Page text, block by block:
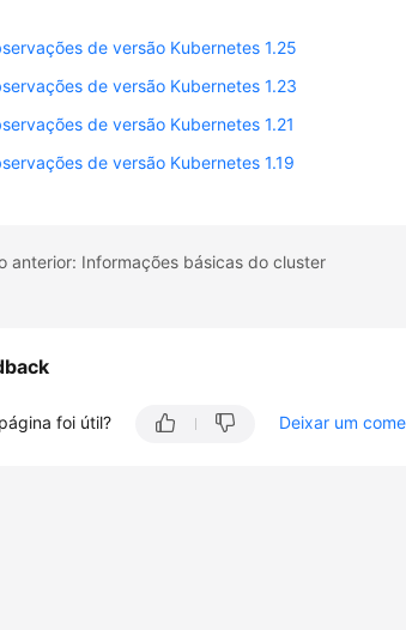
de versão Kubernetes 1.25
de versão Kubernetes 1.23
de versão Kubernetes 1.21
de versão Kubernetes 1.19
anterior: Informações básicas do cluster
foi útil? Deixar um